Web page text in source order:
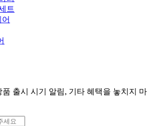
트
출시 시기 알림, 기타 혜택을 놓치지 마